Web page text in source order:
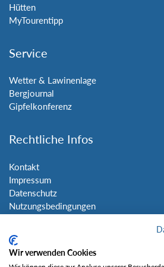
Hütten
MyTourentipp
Service
Wetter & Lawinenlage
Bergjournal
Gipfelkonferenz
Rechtliche Infos
Kontakt
Impressum
Datenschutz
Nutzungsbedingungen
Social Media
Wir verwenden Cookies